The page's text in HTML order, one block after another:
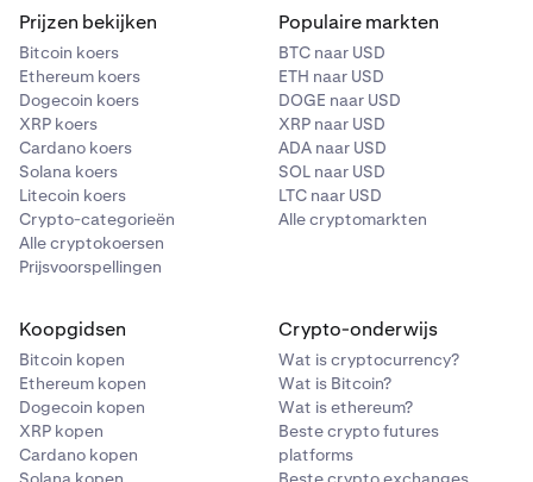
Prijzen bekijken
Bitcoin koers
Ethereum koers
Dogecoin koers
XRP koers
Cardano koers
Solana koers
Litecoin koers
Crypto-categorieën
Alle cryptokoersen
Prijsvoorspellingen
Populaire markten
BTC naar USD
ETH naar USD
DOGE naar USD
XRP naar USD
ADA naar USD
SOL naar USD
LTC naar USD
Alle cryptomarkten
Koopgidsen
Bitcoin kopen
Ethereum kopen
Dogecoin kopen
XRP kopen
Cardano kopen
Crypto-onderwijs
Wat is cryptocurrency?
Wat is Bitcoin?
Wat is ethereum?
Beste crypto futures
platforms